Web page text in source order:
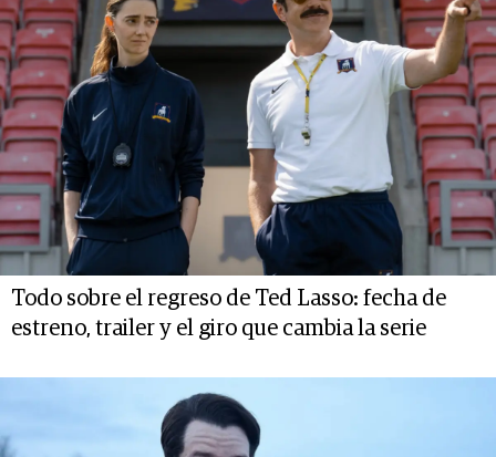
Todo sobre el regreso de Ted Lasso: fecha de
estreno, trailer y el giro que cambia la serie